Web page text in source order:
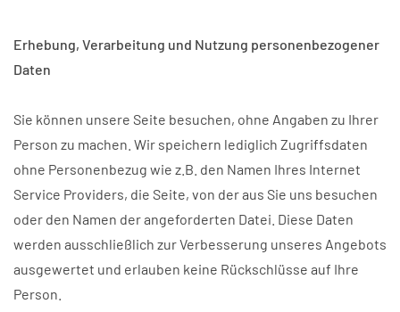
Erhebung, Verarbeitung und Nutzung personenbezogener
Daten
Sie können unsere Seite besuchen, ohne Angaben zu Ihrer
Person zu machen. Wir speichern lediglich Zugriffsdaten
ohne Personenbezug wie z.B. den Namen Ihres Internet
Service Providers, die Seite, von der aus Sie uns besuchen
oder den Namen der angeforderten Datei. Diese Daten
werden ausschließlich zur Verbesserung unseres Angebots
ausgewertet und erlauben keine Rückschlüsse auf Ihre
Person.